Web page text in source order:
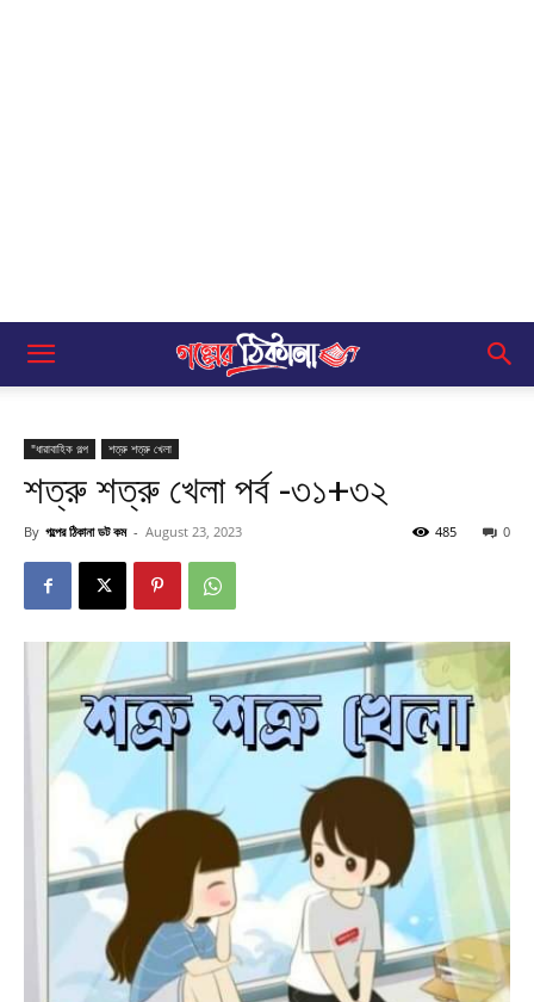
"ধারাবাহিক গল্প শত্রু শত্রু খেলা
শত্রু শত্রু খেলা পর্ব -৩১+৩২
By গল্পের ঠিকানা ডট কম - August 23, 2023 0
485